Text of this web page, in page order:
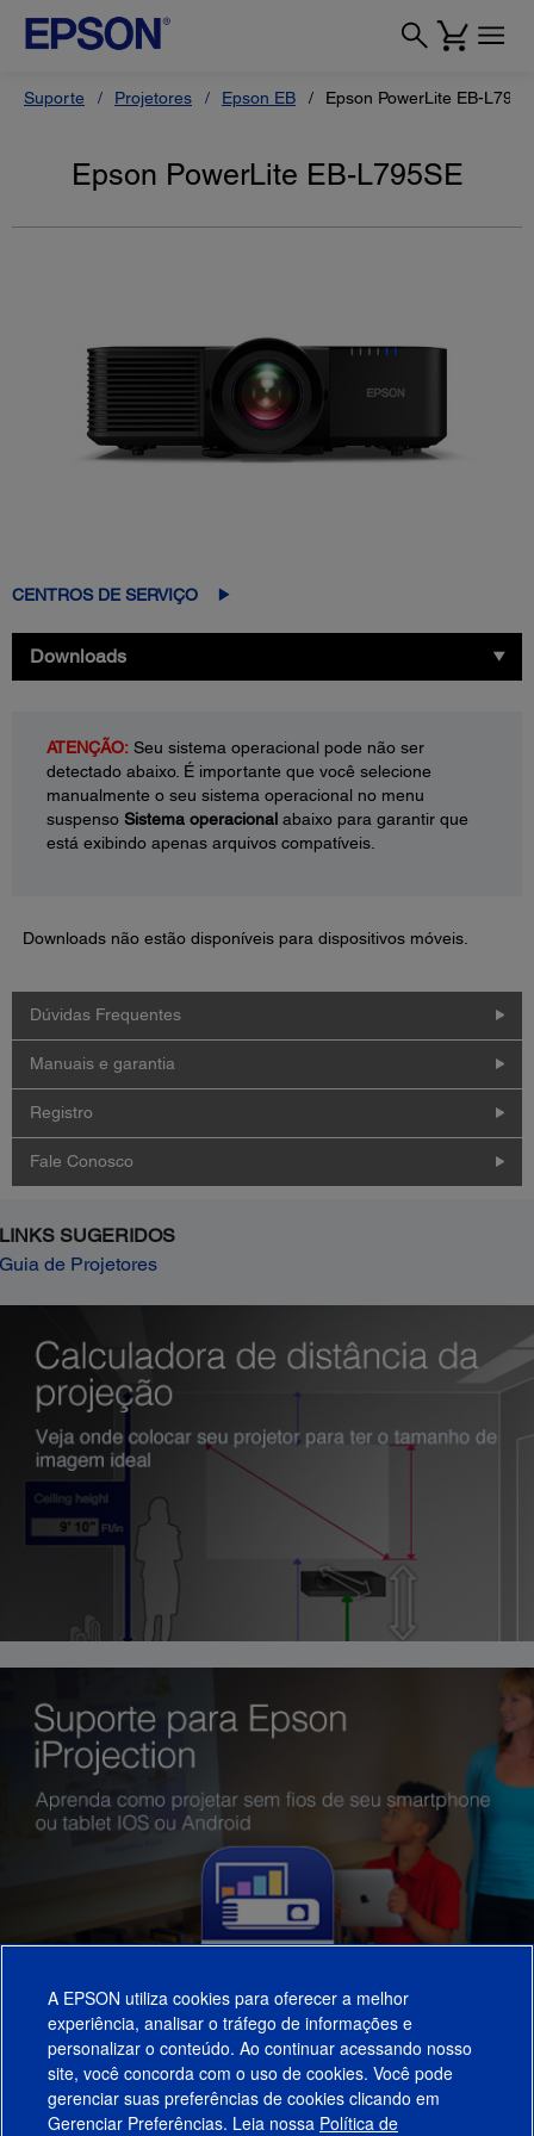
Suporte Projetores Epson EB Epson PowerLite EB-
Epson PowerLite EB-L795SE
CENTROS DE SERVIÇO
Downloads
ATENÇÃO: Seu sistema operacional pode não ser
detectado abaixo. É importante que você selecione
manualmente o seu sistema operacional no menu
suspenso Sistema operacional abaixo para garantir que
está exibindo apenas arquivos compatíveis.
Downloads não estão disponíveis para dispositivos móveis.
Dúvidas Frequentes
Manuais e garantia
Registro
Fale Conosco
LINKS SUGERIDOS
Guia de Projetores
Produtos
A EPSON utiliza cookies para oferecer a melhor
experiência, analisar o tráfego de informações e
personalizar o conteúdo. Ao continuar acessando nosso
site, você concorda com o uso de cookies. Você pode
gerenciar suas preferências de cookies clicando em
Gerenciar Preferências. Leia nossa Política de